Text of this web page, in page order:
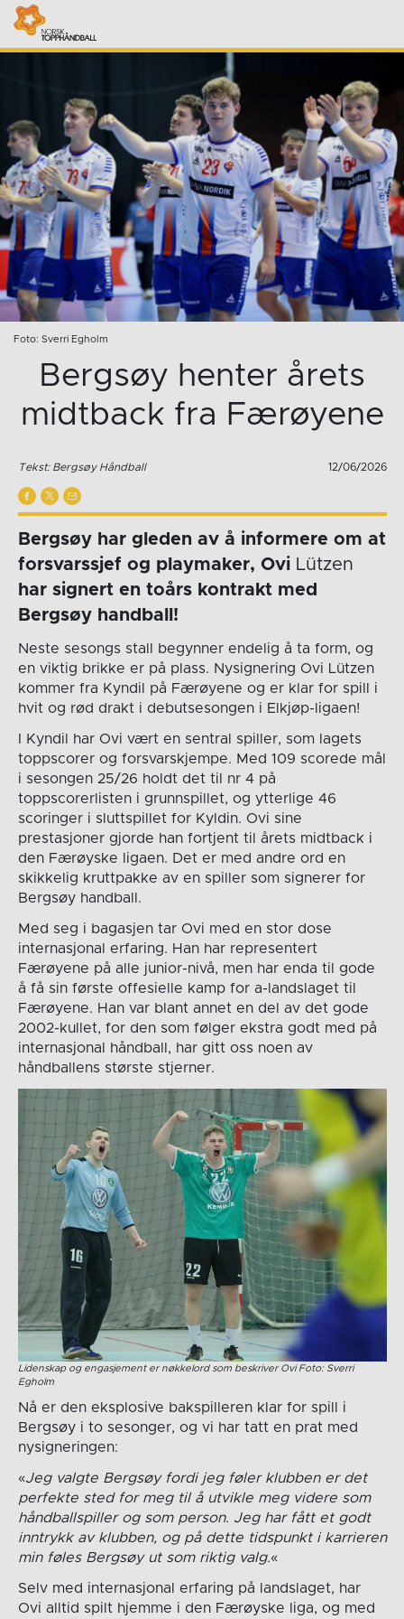
Foto: Sverri Egholm
Bergsøy henter årets
midtback fra Færøyene
Tekst: Bergsøy Håndball 12/06/2026
Bergsøy har gleden av å informere om at
forsvarssjef og playmaker, Ovi Lützen
har signert en toårs kontrakt med
Bergsøy handball!
Neste sesongs stall begynner endelig å ta form, og
en viktig brikke er på plass. Nysignering Ovi Lützen
kommer fra Kyndil på Færøyene og er klar for spill i
hvit og rød drakt i debutsesongen i Elkjøp-ligaen!
I Kyndil har Ovi vært en sentral spiller, som lagets
toppscorer og forsvarskjempe. Med 109 scorede mål
i sesongen 25/26 holdt det til nr 4 på
toppscorerlisten i grunnspillet, og ytterlige 46
scoringer i sluttspillet for Kyldin. Ovi sine
prestasjoner gjorde han fortjent til årets midtback i
den Færøyske ligaen. Det er med andre ord en
skikkelig kruttpakke av en spiller som signerer for
Bergsøy handball.
Med seg i bagasjen tar Ovi med en stor dose
internasjonal erfaring. Han har representert
Færøyene på alle junior-nivå, men har enda til gode
å få sin første offesielle kamp for a-landslaget til
Færøyene. Han var blant annet en del av det gode
2002-kullet, for den som følger ekstra godt med på
internasjonal håndball, har gitt oss noen av
håndballens største stjerner.
Lidenskap og engasjement er nøkkelord som beskriver Ovi Foto: Sverri
Egholm
Nå er den eksplosive bakspilleren klar for spill i
Bergsøy i to sesonger, og vi har tatt en prat med
nysigneringen:
«Jeg valgte Bergsøy fordi jeg føler klubben er det
perfekte sted for meg til å utvikle meg videre som
håndballspiller og som person. Jeg har fått et godt
inntrykk av klubben, og på dette tidspunkt i karrieren
min føles Bergsøy ut som riktig valg.«
Selv med internasjonal erfaring på landslaget, har
Ovi alltid spilt hjemme i den Færøyske liga, og med